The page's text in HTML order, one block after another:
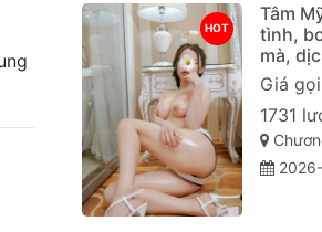
HOT
Tâm
tình,
mà,
Giá
1731
Chương